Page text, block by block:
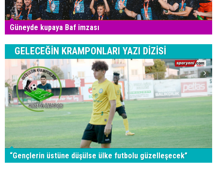
Güneyde kupaya Baf imzası
GELECEĞİN KRAMPONLARI YAZI DİZİSİ
“Gençlerin üstüne düşülse ülke futbolu güzelleşecek”